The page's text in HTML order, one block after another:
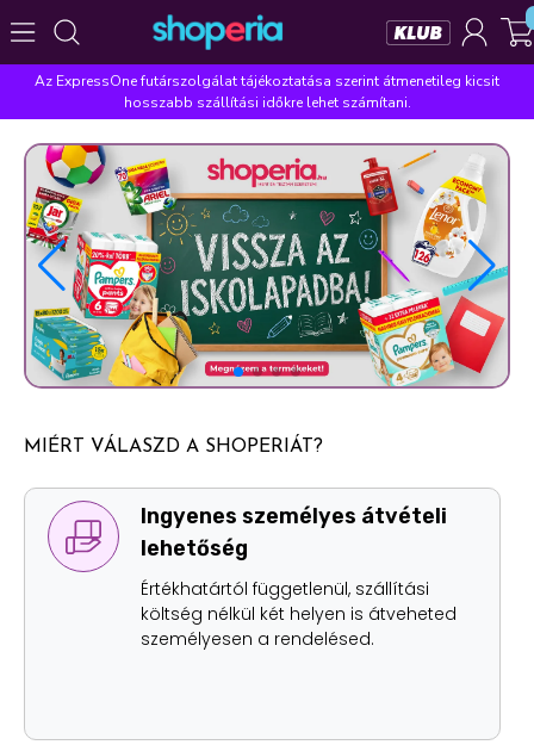
Népszerű kategóriák
Szépségápolás Élelmiszer Mosás Mosogatás
Takarítás Baba-mama Háztartás
Népszerű márkák
Pampers Lenor Violeta Coccolino Silan
Népszerű keresések
leukoplast ariel lenor finish pampers
Az ExpressOne futárszolgálat tájékoztatása szerint átmenetileg kicsit
hosszabb szállítási időkre lehet számítani.
MIÉRT VÁLASZD A SHOPERIÁT?
Ingyenes személyes átvételi
lehetőség
Értékhatártól függetlenül, szállítási
költség nélkül két helyen is átveheted
személyesen a rendelésed.